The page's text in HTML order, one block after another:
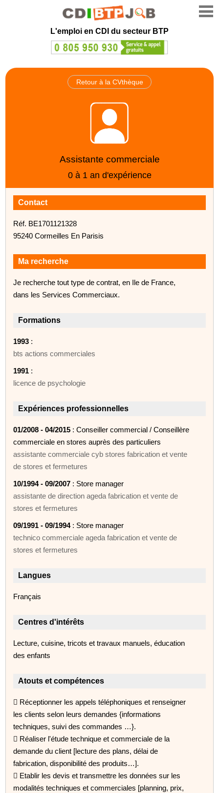
L'emploi en CDI du secteur BTP
Retour à la CVthèque
Assistante commerciale
0 à 1 an d'expérience
Contact
Réf. BE1701121328
95240 Cormeilles En Parisis
Ma recherche
Je recherche tout type de contrat, en Ile de France,
dans les Services Commerciaux.
Formations
1993 :
bts actions commerciales
1991 :
licence de psychologie
Expériences professionnelles
01/2008 - 04/2015 : Conseiller commercial / Conseillère
commerciale en stores auprès des particuliers
assistante commerciale cyb stores fabrication et vente
de stores et fermetures
10/1994 - 09/2007 : Store manager
assistante de direction ageda fabrication et vente de
stores et fermetures
09/1991 - 09/1994: Store manager
technico commerciale ageda fabrication et vente de
stores et fermetures
Langues
Français
Centres d'intérêts
Lecture, cuisine, tricots et travaux manuels, éducation
des enfants
Atouts et compétences
 Réceptionner les appels téléphoniques et renseigner
les clients selon leurs demandes {informations
techniques, suivi des commandes …}.
 Réaliser l'étude technique et commerciale de la
demande du client [lecture des plans, délai de
fabrication, disponibilité des produits…].
 Etablir les devis et transmettre les données sur les
modalités techniques et commerciales [planning, prix,